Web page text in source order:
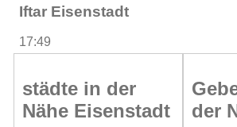
Iftar Eisenstadt
17:49
städte in der
Nähe Eisenstadt
der